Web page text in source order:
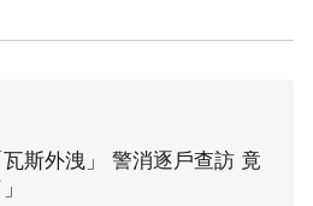
斯外洩」 警消逐戶查訪 竟